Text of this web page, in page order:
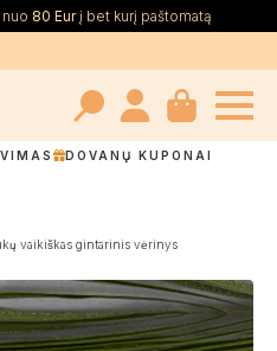
80 Eurį bet kurį paštomatą
Search
DOVANŲ KUPONAI
vaikiškas gintarinis vėrinys